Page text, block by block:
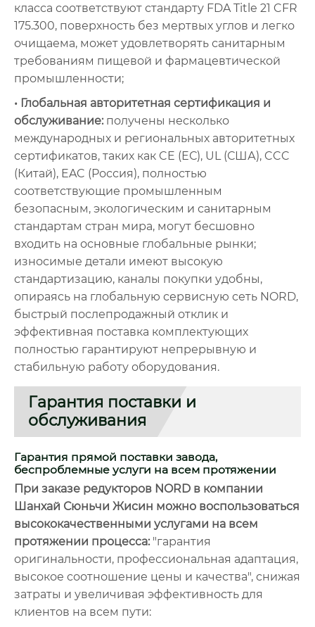
класса соответствуют стандарту FDA Title 21 CFR
175.300, поверхность без мертвых углов и легко
очищаема, может удовлетворять санитарным
требованиям пищевой и фармацевтической
промышленности;
• Глобальная авторитетная сертификация и
обслуживание:получены несколько
международных и региональных авторитетных
сертификатов, таких как CE (ЕС), UL (США), CCC
(Китай), EAC (Россия), полностью
соответствующие промышленным
безопасным, экологическим и санитарным
стандартам стран мира, могут бесшовно
входить на основные глобальные рынки;
износимые детали имеют высокую
стандартизацию, каналы покупки удобны,
опираясь на глобальную сервисную сеть NORD,
быстрый послепродажный отклик и
эффективная поставка комплектующих
полностью гарантируют непрерывную и
стабильную работу оборудования.
Гарантия поставки и
обслуживания
Гарантия прямой поставки завода,
беспроблемные услуги на всем протяжении
При заказе редукторов NORD в компании
Шанхай Сюньчи Жисин можно воспользоваться
высококачественными услугами на всем
протяжении процесса:"гарантия
оригинальности, профессиональная адаптация,
высокое соотношение цены и качества", снижая
затраты и увеличивая эффективность для
клиентов на всем пути: